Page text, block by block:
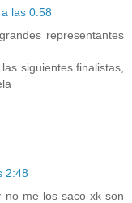
las 0:58
representantes
siguientes finalistas,
2:48
no me los saco xk son